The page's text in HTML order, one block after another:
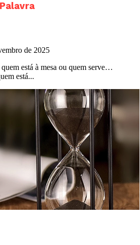
de 2025
está à mesa ou quem serve…
está...